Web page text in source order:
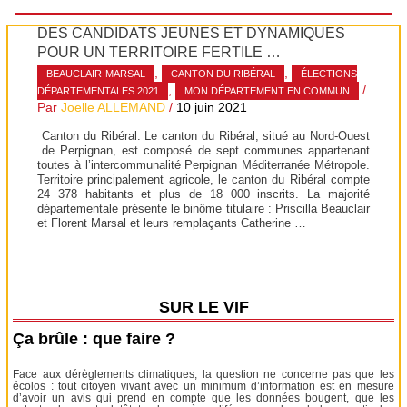
DES CANDIDATS JEUNES ET DYNAMIQUES
POUR UN TERRITOIRE FERTILE …
BEAUCLAIR-MARSAL , CANTON DU RIBÉRAL ,
ÉLECTIONS
DÉPARTEMENTALES 2021
, MON DÉPARTEMENT EN COMMUN
/
ParJoelle ALLEMAND / 10 juin 2021
Canton du Ribéral. Le canton du Ribéral, situé au Nord-Ouest
de Perpignan, est composé de sept communes appartenant
toutes à l’intercommunalité Perpignan Méditerranée Métropole.
Territoire principalement agricole, le canton du Ribéral compte
24 378 habitants et plus de 18 000 inscrits. La majorité
départementale présente le binôme titulaire : Priscilla Beauclair
et Florent Marsal et leurs remplaçants Catherine …
SUR LE VIF
Ça brûle : que faire ?
Face aux dérèglements climatiques, la question ne concerne pas que les
écolos : tout citoyen vivant avec un minimum d’information est en mesure
d’avoir un avis qui prend en compte que les données bougent, que les